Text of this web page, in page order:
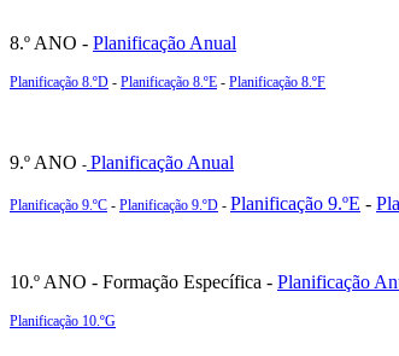
8.º ANO - Planificação Anual
Planificação 8.ºD - Planificação 8.ºE - Planificação 8.ºF
9.º ANO - Planificação Anual
Planificação 9.ºC - Planificação 9.ºD - Planificação 9.ºE -
10.º ANO - Formação Específica - Planificação
Planificação 10.ºG